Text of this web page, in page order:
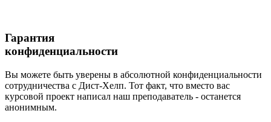
Гарантия
конфиденциальности
Вы можете быть уверены в абсолютной конфиденциальности
сотрудничества с Дист-Хелп. Тот факт, что вместо вас
курсовой проект написал наш преподаватель - останется
анонимным.